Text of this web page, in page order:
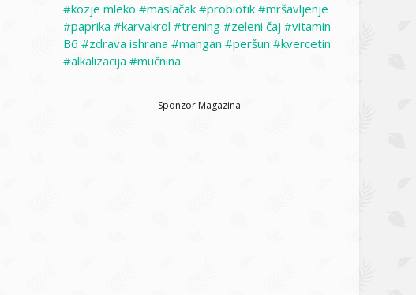
kozje mleko maslačak probiotik
mršavljenje
paprika
karvakrol trening zeleni čaj
vitamin
B6
zdrava ishrana mangan peršun
kvercetin
alkalizacija
mučnina
- Sponzor Magazina -